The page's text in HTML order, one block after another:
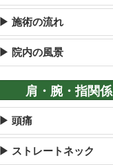
▶ 施術の流れ
▶ 院内の風景
肩・腕・指関係
▶ 頭痛
▶ ストレートネック